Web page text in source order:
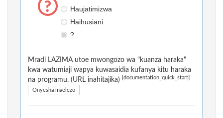
Haujatimizwa
Haihusiani
?
Mradi LAZIMA utoe mwongozo wa "kuanza haraka"
kwa watumiaji wapya kuwasaidia kufanya kitu haraka
na programu. (URL inahitajika)
[documentation_quick_start]
Onyesha maelezo